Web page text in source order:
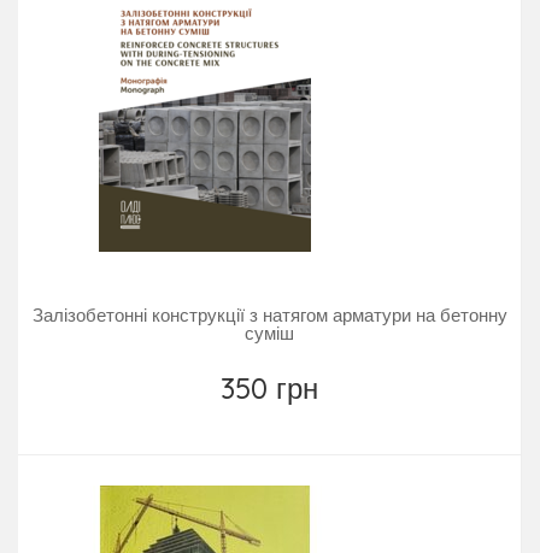
Залізобетонні конструкції з натягом арматури на бетонну
суміш
350 грн